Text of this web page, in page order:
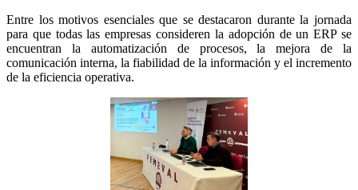
Entre los motivos esenciales que se destacaron durante la jornada
para que todas las empresas consideren la adopción de un ERP se
encuentran la automatización de procesos, la mejora de la
comunicación interna, la fiabilidad de la información y el incremento
de la eficiencia operativa.